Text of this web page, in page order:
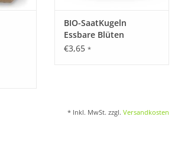
BIO-SaatKugeln
Essbare Blüten
€3,65 *
* Inkl. MwSt. zzgl. Versandkosten